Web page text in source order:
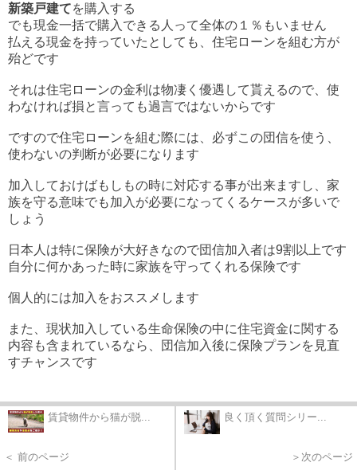
新築戸建てを購入する
でも現金一括で購入できる人って全体の１％もいません
払える現金を持っていたとしても、住宅ローンを組む方が
殆どです
それは住宅ローンの金利は物凄く優遇して貰えるので、使
わなければ損と言っても過言ではないからです
ですので住宅ローンを組む際には、必ずこの団信を使う、
使わないの判断が必要になります
加入しておけばもしもの時に対応する事が出来ますし、家
族を守る意味でも加入が必要になってくるケースが多いで
しょう
日本人は特に保険が大好きなので団信加入者は9割以上です
自分に何かあった時に家族を守ってくれる保険です
個人的には加入をおススメします
また、現状加入している生命保険の中に住宅資金に関する
内容も含まれているなら、団信加入後に保険プランを見直
すチャンスです
賃貸物件から猫が脱...
＜ 前のページ
良く頂く質問シリー...
＞次のページ